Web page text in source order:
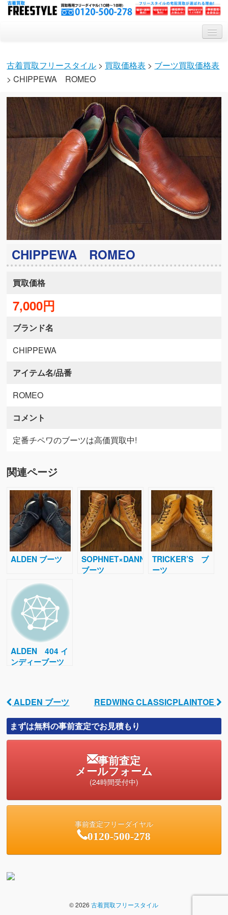
買取システム
会社概要
Q&A
特集記事
古着買取フリースタイル > 買取価格表 > ブーツ買取価格表
> CHIPPEWA ROMEO
CHIPPEWA ROMEO
買取価格
7,000円
ブランド名
CHIPPEWA
アイテム名/品番
ROMEO
コメント
定番チペワのブーツは高価買取中!
関連ページ
ALDEN ブーツ
SOPHNET×DANNER
ブーツ
TRICKER’S ブ
ーツ
ALDEN 404 イ
ンディーブーツ
Post navigation
ALDEN ブーツ REDWING CLASSICPLAINTOE
まずは無料の事前査定でお見積もり
事前査定
メールフォーム
(24時間受付中)
事前査定フリーダイヤル
0120-500-278
© 2026 古着買取フリースタイル